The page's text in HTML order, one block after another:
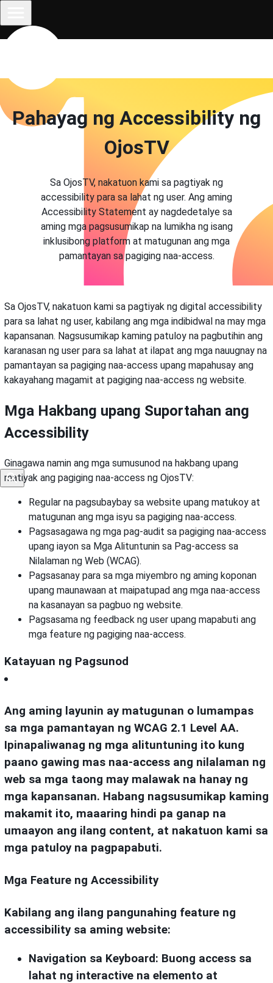
Pahayag ng Accessibility ng
OjosTV
Sa OjosTV, nakatuon kami sa pagtiyak ng
accessibility para sa lahat ng user. Ang aming
Accessibility Statement ay nagdedetalye sa
aming mga pagsusumikap na lumikha ng isang
inklusibong platform at matugunan ang mga
pamantayan sa pagiging naa-access.
Sa OjosTV, nakatuon kami sa pagtiyak ng digital accessibility
para sa lahat ng user, kabilang ang mga indibidwal na may mga
kapansanan. Nagsusumikap kaming patuloy na pagbutihin ang
karanasan ng user para sa lahat at ilapat ang mga nauugnay na
pamantayan sa pagiging naa-access upang mapahusay ang
kakayahang magamit at pagiging naa-access ng website.
Mga Hakbang upang Suportahan ang
Accessibility
Ginagawa namin ang mga sumusunod na hakbang upang
matiyak ang pagiging naa-access ng OjosTV:
Regular na pagsubaybay sa website upang matukoy at
matugunan ang mga isyu sa pagiging naa-access.
Pagsasagawa ng mga pag-audit sa pagiging naa-access
upang iayon sa Mga Alituntunin sa Pag-access sa
Nilalaman ng Web (WCAG).
Pagsasanay para sa mga miyembro ng aming koponan
upang maunawaan at maipatupad ang mga naa-access
na kasanayan sa pagbuo ng website.
Pagsasama ng feedback ng user upang mapabuti ang
mga feature ng pagiging naa-access.
Katayuan ng Pagsunod
Ang aming layunin ay matugunan o lumampas
sa mga pamantayan ng WCAG 2.1 Level AA.
Ipinapaliwanag ng mga alituntuning ito kung
paano gawing mas naa-access ang nilalaman ng
web sa mga taong may malawak na hanay ng
mga kapansanan. Habang nagsusumikap kaming
makamit ito, maaaring hindi pa ganap na
umaayon ang ilang content, at nakatuon kami sa
mga patuloy na pagpapabuti.
Mga Feature ng Accessibility
Kabilang ang ilang pangunahing feature ng
accessibility sa aming website:
Navigation sa Keyboard: Buong access sa
lahat ng interactive na elemento at